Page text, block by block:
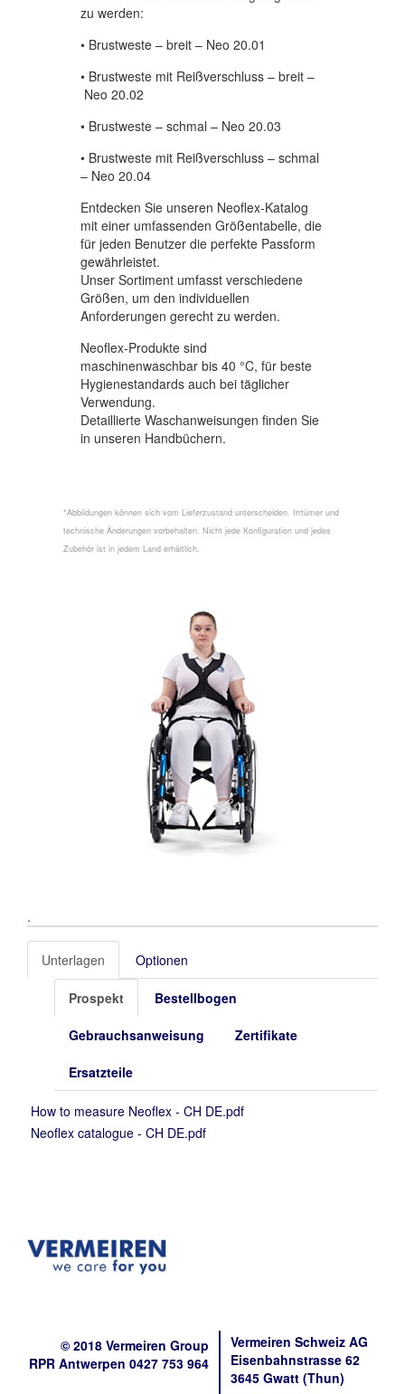
zu werden:
• Brustweste – breit – Neo 20.01
• Brustweste mit Reißverschluss – breit –
Neo 20.02
• Brustweste – schmal – Neo 20.03
• Brustweste mit Reißverschluss – schmal
– Neo 20.04
Entdecken Sie unseren Neoflex-Katalog
mit einer umfassenden Größentabelle, die
für jeden Benutzer die perfekte Passform
gewährleistet.
Unser Sortiment umfasst verschiedene
Größen, um den individuellen
Anforderungen gerecht zu werden.
Neoflex-Produkte sind
maschinenwaschbar bis 40 °C, für beste
Hygienestandards auch bei täglicher
Verwendung.
Detaillierte Waschanweisungen finden Sie
in unseren Handbüchern.
*Abbildungen können sich vom Lieferzustand unterscheiden. Irrtümer und
technische Änderungen vorbehalten. Nicht jede Konfiguration und jedes
Zubehör ist in jedem Land erhältlich.
.
Unterlagen Optionen
Prospekt Bestellbogen
Gebrauchsanweisung Zertifikate
Ersatzteile
How to measure Neoflex - CH DE.pdf
Neoflex catalogue - CH DE.pdf
© 2018 Vermeiren Group
RPR Antwerpen 0427 753 964
Vermeiren Schweiz AG
Eisenbahnstrasse 62
3645 Gwatt (Thun)